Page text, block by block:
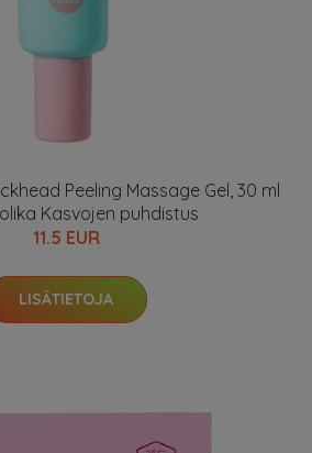
Peeling Massage Gel, 30 ml
Kasvojen puhdistus
11.5 EUR
LISÄTIETOJA